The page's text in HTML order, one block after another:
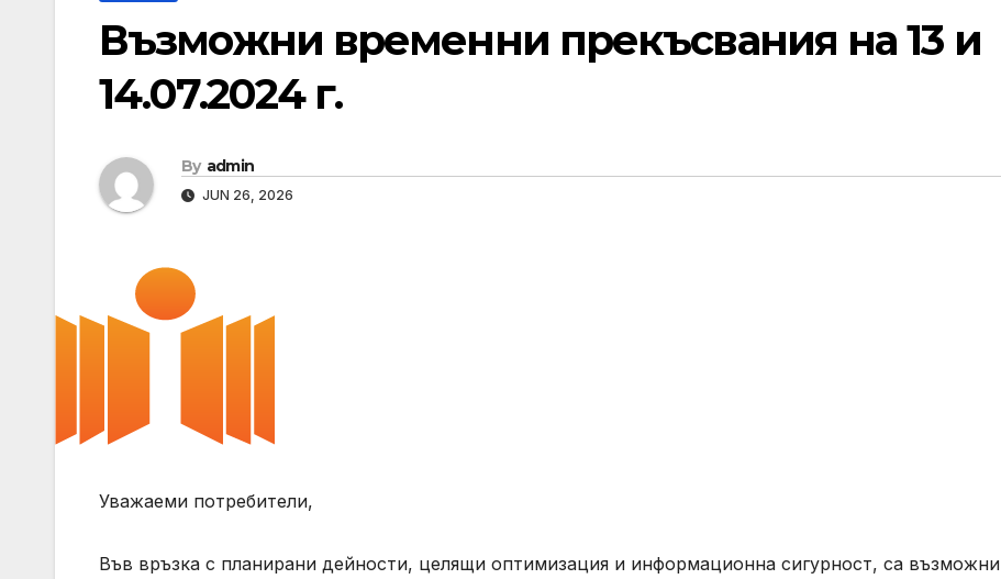
Възможни временни прекъсвания на 13 и
14.07.2024 г.
By admin
JUN 26, 2026
Уважаеми потребители,
Във връзка с планирани дейности, целящи оптимизация и информационна сигурност, са възможни